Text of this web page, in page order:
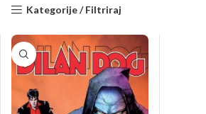
Kategorije / Filtriraj